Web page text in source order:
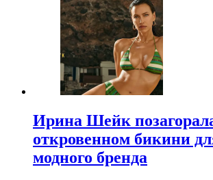
Ирина Шейк
откровенном бикини
модного бренда